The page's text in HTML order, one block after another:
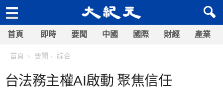
首頁 即時 要聞 中國 國際 財經 產業
首頁 要聞 綜合
台法務主權AI啟動 聚焦信任